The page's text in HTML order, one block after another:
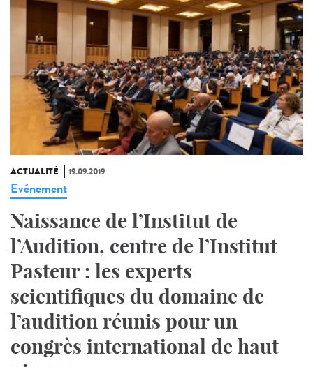
ACTUALITÉ 19.09.2019
Evénement
Naissance de l’Institut de
l’Audition, centre de l’Institut
Pasteur : les experts
scientifiques du domaine de
l’audition réunis pour un
congrès international de haut